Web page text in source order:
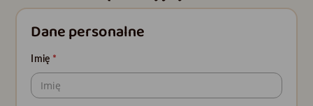
Dane personalne
Imię *